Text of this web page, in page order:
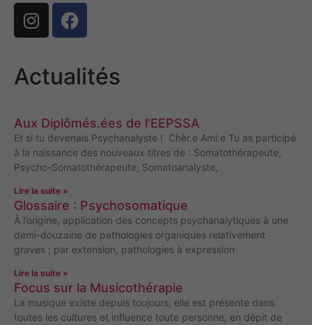
Actualités
Aux Diplômés.ées de l’EEPSSA
Et si tu devenais Psychanalyste ! Chèr.e Ami.e Tu as participé
à la naissance des nouveaux titres de : Somatothérapeute,
Psycho-Somatothérapeute, Somatoanalyste,
Lire la suite »
Glossaire : Psychosomatique
À l’origine, application des concepts psychanalytiques à une
demi-douzaine de pathologies organiques relativement
graves ; par extension, pathologies à expression
Lire la suite »
Focus sur la Musicothérapie
La musique existe depuis toujours, elle est présente dans
toutes les cultures et influence toute personne, en dépit de